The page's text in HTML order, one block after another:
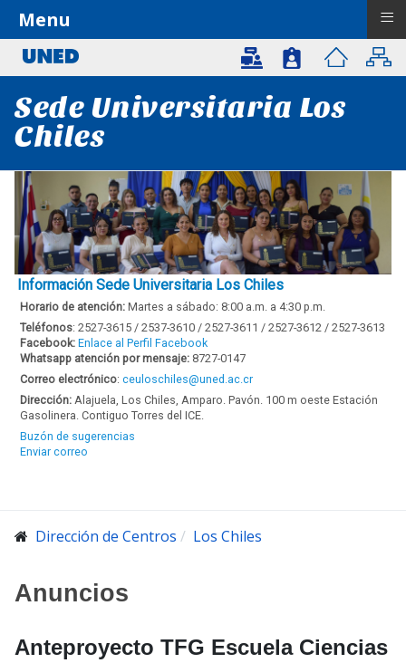
Sede Universitaria Los
Chiles
Información Sede Universitaria Los Chiles
Horario de atención: Martes a sábado: 8:00 a.m. a 4:30 p.m.
Teléfonos: 2527-3615 / 2537-3610 / 2527-3611 / 2527-3612 / 2527-3613
Facebook: Enlace al Perfil Facebook
Whatsapp atención por mensaje: 8727-0147
Correo electrónico: ceuloschiles@uned.ac.cr
Dirección: Alajuela, Los Chiles, Amparo. Pavón. 100 m oeste Estación
Gasolinera. Contiguo Torres del ICE.
Buzón de sugerencias
Enviar correo
Dirección de Centros Los Chiles
Anuncios
Anteproyecto TFG Escuela Ciencias
Menu ≡